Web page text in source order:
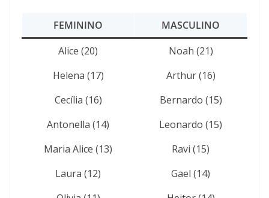
FEMININO
MASCULINO
Alice (20)
Noah (21)
Helena (17)
Arthur (16)
Cecília (16)
Bernardo (15)
Antonella (14)
Leonardo (15)
Maria Alice (13)
Ravi (15)
Laura (12)
Gael (14)